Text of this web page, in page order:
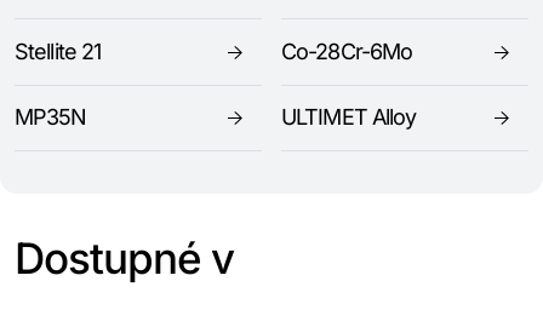
Stellite 21 Co-28Cr-6Mo
MP35N ULTIMET Alloy
Dostupné v